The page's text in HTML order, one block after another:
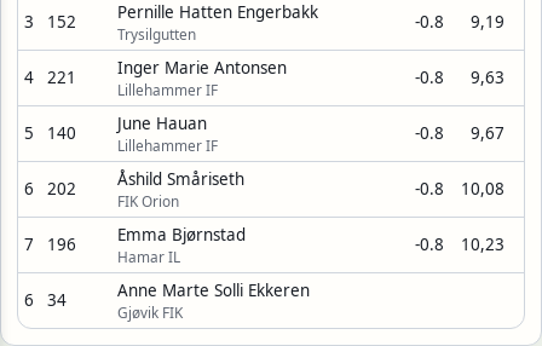
3 152 Pernille Hatten Engerbakk
Trysilgutten
-0.8 9,19
4 221 Inger Marie Antonsen
Lillehammer IF
-0.8 9,63
5 140 June Hauan
Lillehammer IF
-0.8 9,67
6 202 Åshild Småriseth
FIK Orion
-0.8 10,08
7 196 Emma Bjørnstad
Hamar IL
-0.8 10,23
6 34 Anne Marte Solli Ekkeren
Gjøvik FIK